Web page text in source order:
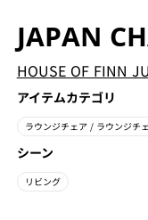
JAPAN
HOUSE OF FINN
アイテムカテゴリ
ラウンジチェア / ラウンジチ
シーン
リビング